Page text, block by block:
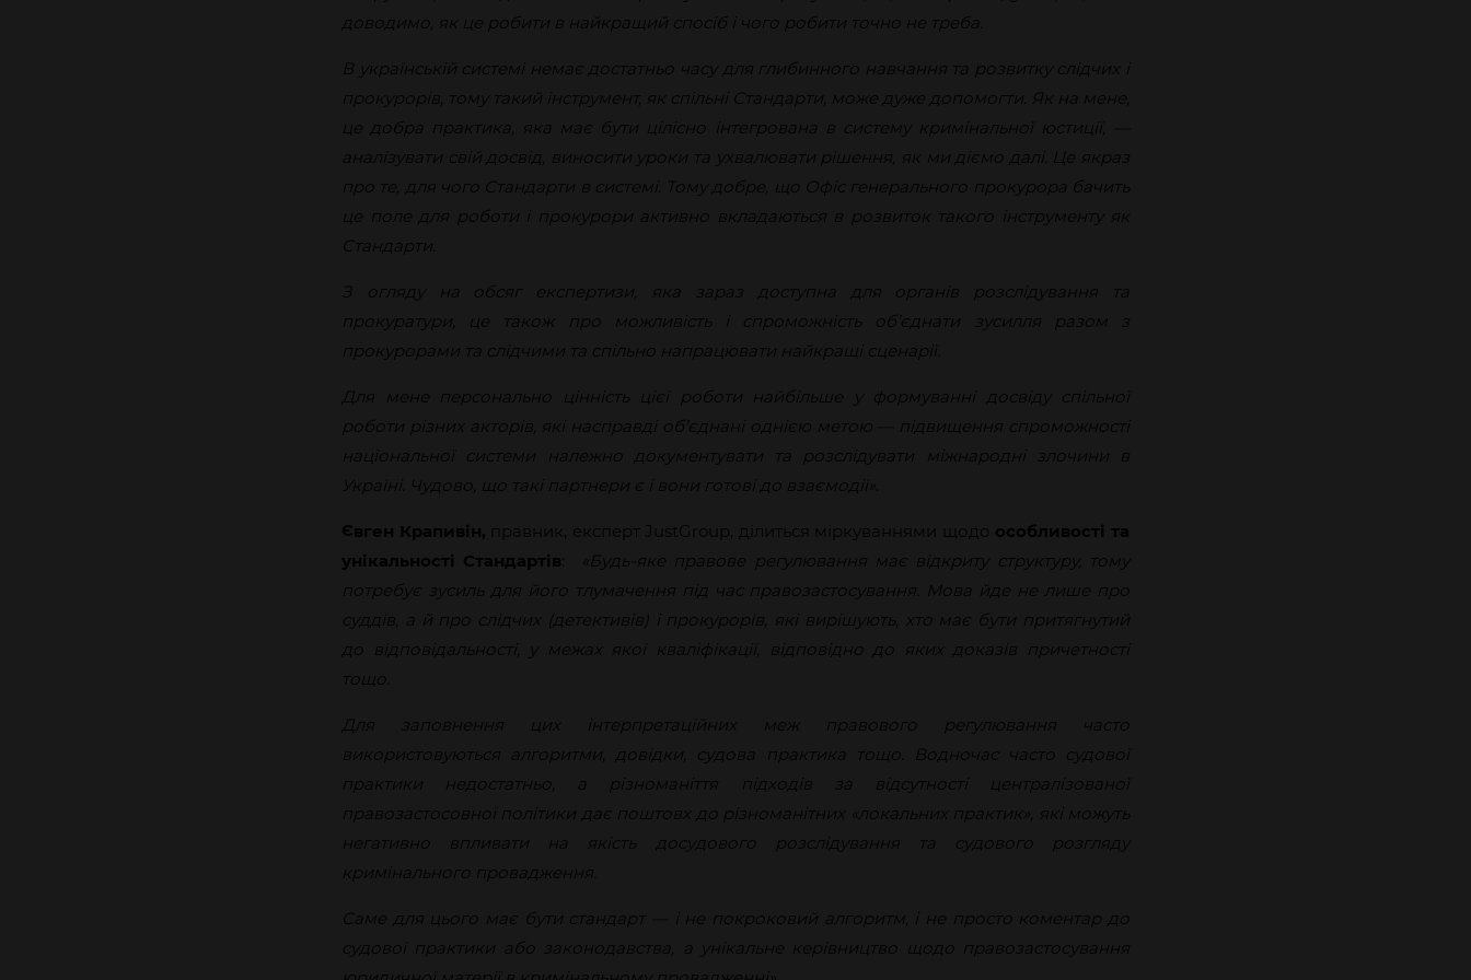
доводимо, як це робити в найкращий спосіб і чого робити точно не треба.
В українській системі немає достатньо часу для глибинного навчання та розвитку слідчих і
прокурорів, тому такий інструмент, як спільні Стандарти, може дуже допомогти. Як на мене,
це добра практика, яка має бути цілісно інтегрована в систему кримінальної юстиції, —
аналізувати свій досвід, виносити уроки та ухвалювати рішення, як ми діємо далі. Це якраз
про те, для чого Стандарти в системі. Тому добре, що Офіс генерального прокурора бачить
це поле для роботи і прокурори активно вкладаються в розвиток такого інструменту як
Стандарти.
З огляду на обсяг експертизи, яка зараз доступна для органів розслідування та
прокуратури, це також про можливість і спроможність об’єднати зусилля разом з
прокурорами та слідчими та спільно напрацювати найкращі сценарії.
Для мене персонально цінність цієї роботи найбільше у формуванні досвіду спільної
роботи різних акторів, які насправді об’єднані однією метою — підвищення спроможності
національної системи належно документувати та розслідувати міжнародні злочини в
Україні. Чудово, що такі партнери є і вони готові до взаємодії»
Євген Крапивін, правник, експерт JustGroup, ділиться міркуваннями щодо особливості та
унікальності Стандартів
«Будь-яке правове регулювання має відкриту структуру, тому
потребує зусиль для його тлумачення під час правозастосування. Мова йде не лише про
суддів, а й про слідчих (детективів) і прокурорів, які вирішують, хто має бути притягнутий
до відповідальності, у межах якої кваліфікації, відповідно до яких доказів причетності
тощо.
Для заповнення цих інтерпретаційних меж правового регулювання часто
використовуються алгоритми, довідки, судова практика тощо. Водночас часто судової
практики недостатньо, а різноманіття підходів за відсутності централізованої
правозастосовної політики дає поштовх до різноманітних «локальних практик», які можуть
негативно впливати на якість досудового розслідування та судового розгляду
кримінального провадження.
Саме для цього має бути стандарт — і не покроковий алгоритм, і не просто коментар до
судової практики або законодавства, а унікальне керівництво щодо правозастосування